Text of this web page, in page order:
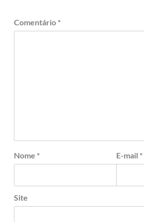
Comentário *
Nome * E-mail *
Site